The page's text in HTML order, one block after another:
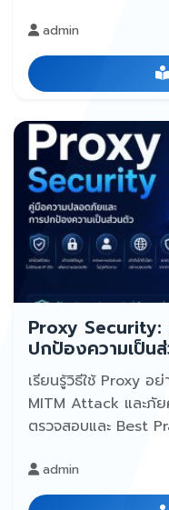
admin
Proxy Security:
ปกป้องความเป็น
เรียนรู้วิธีใช้ Proxy
MITM Attack และภั
ตรวจสอบและ Best
admin